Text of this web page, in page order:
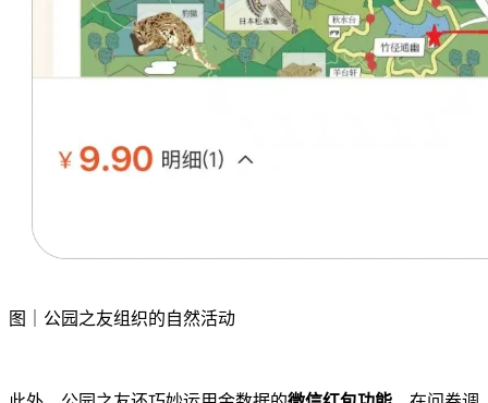
图｜公园之友组织的自然活动